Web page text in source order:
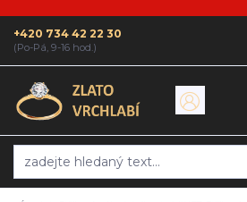
+420 734 42 22 30
(Po-Pá, 9-16 hod.)